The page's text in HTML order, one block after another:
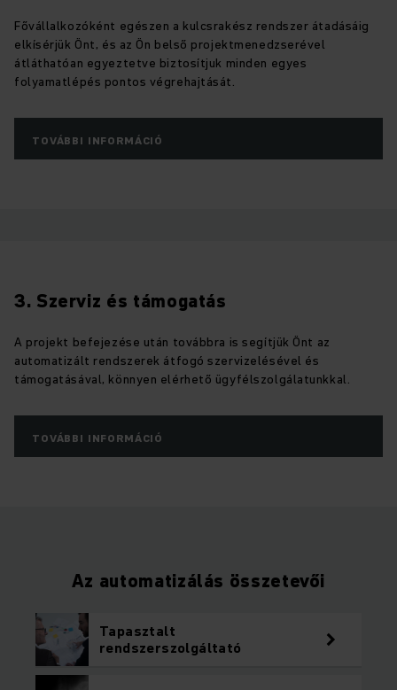
Fővállalkozóként egészen a kulcsrakész rendszer átadásáig
elkísérjük Önt, és az Ön belső projektmenedzserével
átláthatóan egyeztetve biztosítjuk minden egyes
folyamatlépés pontos végrehajtását.
TOVÁBBI INFORMÁCIÓ
3. Szerviz és támogatás
A projekt befejezése után továbbra is segítjük Önt az
automatizált rendszerek átfogó szervizelésével és
támogatásával, könnyen elérhető ügyfélszolgálatunkkal.
TOVÁBBI INFORMÁCIÓ
Az automatizálás összetevői
Tapasztalt
rendszerszolgáltató